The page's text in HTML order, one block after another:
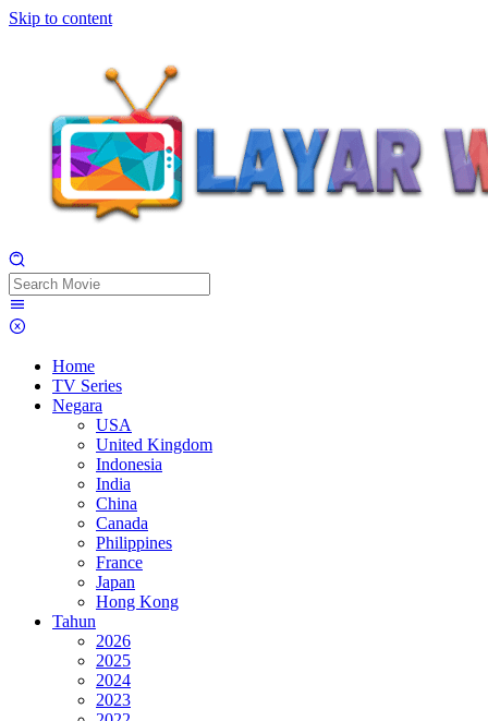
Skip to content
Home
TV Series
Negara
USA
United Kingdom
Indonesia
India
China
Canada
Philippines
France
Japan
Hong Kong
Tahun
2026
2025
2024
2023